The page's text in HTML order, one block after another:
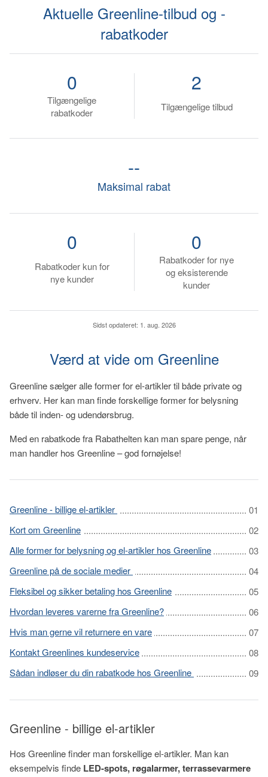
Aktuelle Greenline-tilbud og -
rabatkoder
Tilgængelige
rabatkoder
0
Tilgængelige tilbud
2
Maksimal rabat
--
Rabatkoder kun for
nye kunder
0
Rabatkoder for nye
og eksisterende
kunder
0
Sidst opdateret: 1. aug. 2026
Værd at vide om Greenline
Greenline sælger alle former for el-artikler til både private og
erhverv. Her kan man finde forskellige former for belysning
både til inden- og udendørsbrug.
Med en rabatkode fra Rabathelten kan man spare penge, når
man handler hos Greenline – god fornøjelse!
Greenline - billige el-artikler
Kort om Greenline
Alle former for belysning og el-artikler hos Greenline
Greenline på de sociale medier
Fleksibel og sikker betaling hos Greenline
Hvordan leveres varerne fra Greenline?
Hvis man gerne vil returnere en vare
Kontakt Greenlines kundeservice
Sådan indløser du din rabatkode hos Greenline
Greenline - billige el-artikler
Hos Greenline finder man forskellige el-artikler. Man kan
eksempelvis finde LED-spots, røgalarmer, terrassevarmere